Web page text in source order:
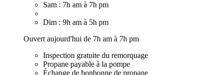
Sam : 7h am à 7h pm
Dim : 9h am à 5h pm
Ouvert aujourd'hui de 7h am à 7h pm
Inspection gratuite du remorquage
Propane payable à la pompe
Échange de bonbonne de propane